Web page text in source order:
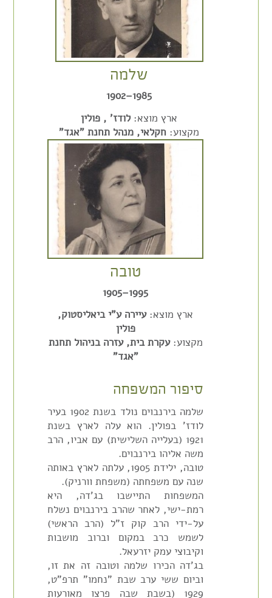
שלמה
1985–1902
ארץ מוצא: לודז' , פולין
מקצוע: חקלאי, מנהל תחנת "אגד"
טובה
1995–1905
ארץ מוצא:עיירה ע"י ביאליסטוק,
פולין
מקצוע:עקרת בית, עזרה בניהול תחנת
"אגד"
סיפור המשפחה
שלמה בירנבוים נולד בשנת 1902 בעיר
לודז' בפולין. הוא עלה לארץ בשנת
1921 (בעלייה השלישית) עם אביו, הרב
משה אליהו בירנבוים.
טובה, ילידת 1905, עלתה לארץ באותה
שנה עם משפחתה (משפחת וורניק).
המשפחות התיישבו בג'דה, היא
רמת-ישי, לאחר שהרב בירנבוים נשלח
על-ידי הרב קוק ז"ל (הרב הראשי)
לשמש כרב במקום וברוב מושבות
וקיבוצי עמק יזרעאל.
בג'דה הכירו שלמה וטובה זה את זו,
וביום ששי ערב שבת "נחמו" תרפ"ט,
1929 (בשבת שבה פרצו מאורעות